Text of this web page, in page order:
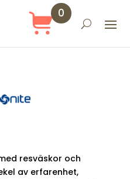
0
Objekt
resväskor och
av erfarenhet,